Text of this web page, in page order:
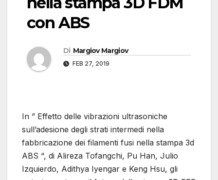
con ABS
Di Margiov Margiov
FEB 27, 2019
In ” Effetto delle vibrazioni ultrasoniche
sull’adesione degli strati intermedi nella
fabbricazione dei filamenti fusi nella stampa 3d
ABS “, di Alireza Tofangchi, Pu Han, Julio
Izquierdo, Adithya Iyengar e Keng Hsu, gli